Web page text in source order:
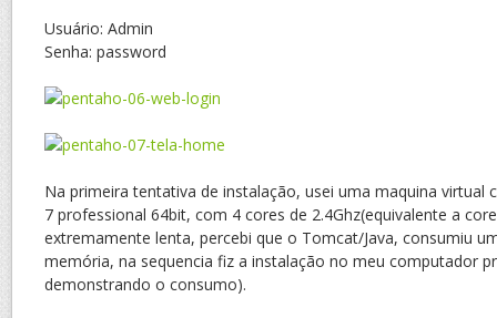
Usuário: Admin
Senha: password
Na primeira tentativa de instalação, usei uma maquina virtual
7 professional 64bit, com 4 cores de 2.4Ghz(equivalente a
extremamente lenta, percebi que o Tomcat/Java, consumiu
memória, na sequencia fiz a instalação no meu computador
demonstrando o consumo).